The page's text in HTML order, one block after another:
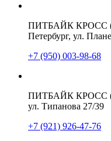
ПИТБАЙК КРОСС
Петербург, ул.
+7 (950) 003-98-68
ПИТБАЙК КРОСС
ул. Типанова 27/39
+7 (921) 926-47-76